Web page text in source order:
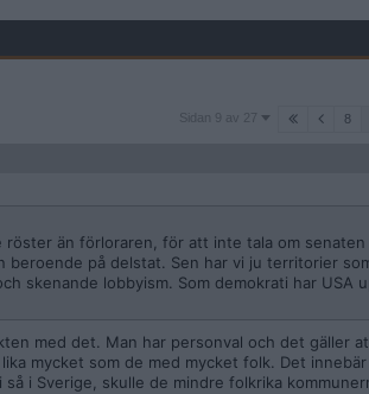
Sidan
Sidan 9 av 27 8
än förloraren, för att inte tala om
på delstat. Sen har vi ju territorier
skenande lobbyism. Som demokrati har USA
med det. Man har personval och det gäller
mycket som de med mycket folk. Det
i Sverige, skulle de mindre folkrika